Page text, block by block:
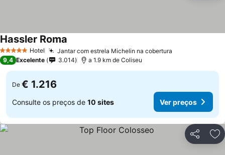
5 Estrelas Hotel Jantar com estrela Michelin na cobertura
Hassler Roma
9,4 Excelente 3.014 a 1.9 km de Coliseu
De € 1.216
Consulte os preços de 10 sites Ver preços
Partilhar